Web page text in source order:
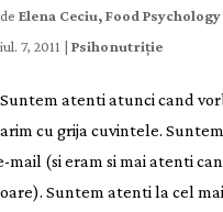
deElena Ceciu, Food Psychology
iul. 7, 2011 |Psihonutriție
Suntem atenti atunci cand
cu grija cuvintele.
mail (si eram si mai atenti
Suntem atenti la cel